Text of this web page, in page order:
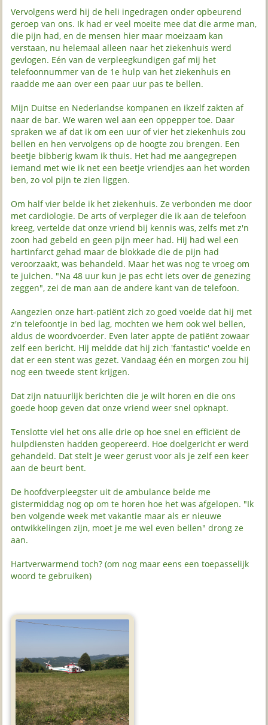
Vervolgens werd hij de heli ingedragen onder opbeurend
geroep van ons. Ik had er veel moeite mee dat die arme man,
die pijn had, en de mensen hier maar moeizaam kan
verstaan, nu helemaal alleen naar het ziekenhuis werd
gevlogen. Eén van de verpleegkundigen gaf mij het
telefoonnummer van de 1e hulp van het ziekenhuis en
raadde me aan over een paar uur pas te bellen.
Mijn Duitse en Nederlandse kompanen en ikzelf zakten af
naar de bar. We waren wel aan een oppepper toe. Daar
spraken we af dat ik om een uur of vier het ziekenhuis zou
bellen en hen vervolgens op de hoogte zou brengen. Een
beetje bibberig kwam ik thuis. Het had me aangegrepen
iemand met wie ik net een beetje vriendjes aan het worden
ben, zo vol pijn te zien liggen.
Om half vier belde ik het ziekenhuis. Ze verbonden me door
met cardiologie. De arts of verpleger die ik aan de telefoon
kreeg, vertelde dat onze vriend bij kennis was, zelfs met z'n
zoon had gebeld en geen pijn meer had. Hij had wel een
hartinfarct gehad maar de blokkade die de pijn had
veroorzaakt, was behandeld. Maar het was nog te vroeg om
te juichen. "Na 48 uur kun je pas echt iets over de genezing
zeggen", zei de man aan de andere kant van de telefoon.
Aangezien onze hart-patiënt zich zo goed voelde dat hij met
z'n telefoontje in bed lag, mochten we hem ook wel bellen,
aldus de woordvoerder. Even later appte de patiënt zowaar
zelf een bericht. Hij meldde dat hij zich 'fantastic' voelde en
dat er een stent was gezet. Vandaag één en morgen zou hij
nog een tweede stent krijgen.
Dat zijn natuurlijk berichten die je wilt horen en die ons
goede hoop geven dat onze vriend weer snel opknapt.
Tenslotte viel het ons alle drie op hoe snel en efficiënt de
hulpdiensten hadden geopereerd. Hoe doelgericht er werd
gehandeld. Dat stelt je weer gerust voor als je zelf een keer
aan de beurt bent.
De hoofdverpleegster uit de ambulance belde me
gistermiddag nog op om te horen hoe het was afgelopen. "Ik
ben volgende week met vakantie maar als er nieuwe
ontwikkelingen zijn, moet je me wel even bellen" drong ze
aan.
Hartverwarmend toch? (om nog maar eens een toepasselijk
woord te gebruiken)